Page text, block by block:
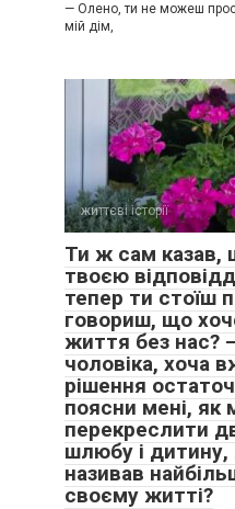
— Олено, ти не можеш
мій дім,
життєві історії
Ти ж сам казав,
твоєю
тепер ти стоїш
говориш, що
життя без нас?
чоловіка, хоча
рішення
поясни мені, як
перекреслити
шлюбу і дитину,
називав
своєму житті?